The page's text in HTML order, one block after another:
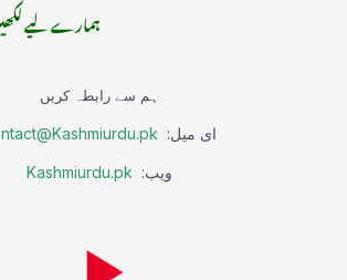
ہمارے لیے
ہم سے رابطہ کریں
ای میل:
ویب: Kashmiurdu.pk